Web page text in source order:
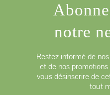
notre
Restez informé de
et de nos
vous désinscrire de
tout